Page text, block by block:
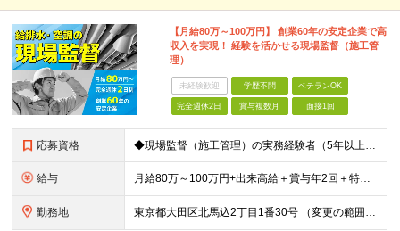
【月給80万～100万円】 創業60年の安定企業で高
収入を実現！ 経験を活かせる現場監督（施工管
理）
未経験歓迎 学歴不問 ベテランOK
完全週休2日 賞与複数月 面接1回
応募資格 ◆現場監督（施工管理）の実務経験者（5年以上） ※給排水・空調設備の経験がある方歓迎 ◆普通自動車免許（AT限定可） ◆学歴・年齢不問 《こんな方をお待ちしています》 ◎頑張りを正当に評価されたい方
給与 月給80万～100万円+出来高給＋賞与年2回＋特別賞与年1回 ※固定残業代（20万5,000円～25万6,240円）含む。45時間を超える時間外労働は追加で支給。 ※特別賞与は業績による。 ※給与額
勤務地 東京都大田区北馬込2丁目1番30号 （変更の範囲）上記以外を除く当社関連勤務地